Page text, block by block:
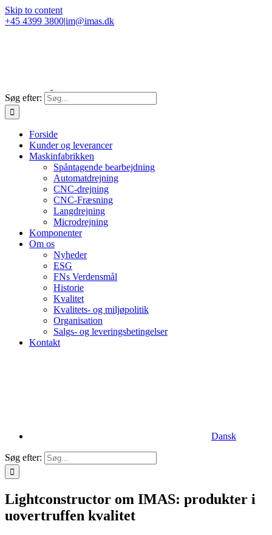
Skip to content
+45 4399 3800|im@imas.dk
Søg efter:
Forside
Kunder og leverancer
Maskinfabrikken
Spåntagende bearbejdning
Automatdrejning
CNC-drejning
CNC-Fræsning
Langdrejning
Microdrejning
Komponenter
Om os
Nyheder
ESG
FNs Verdensmål
Historie
Kvalitet
Kvalitets- og miljøpolitik
Organisation
Salgs- og leveringsbetingelser
Kontakt
Dansk
Søg efter:
Lightconstructor om IMAS: produkter i
uovertruffen kvalitet